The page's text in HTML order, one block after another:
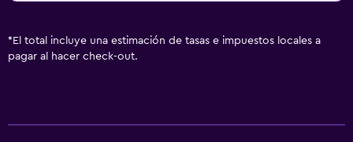
* El total incluye una estimación de tasas e impuestos locales a
pagar al hacer check-out.